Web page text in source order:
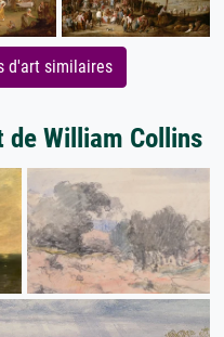
d'art similaires
de William Collins